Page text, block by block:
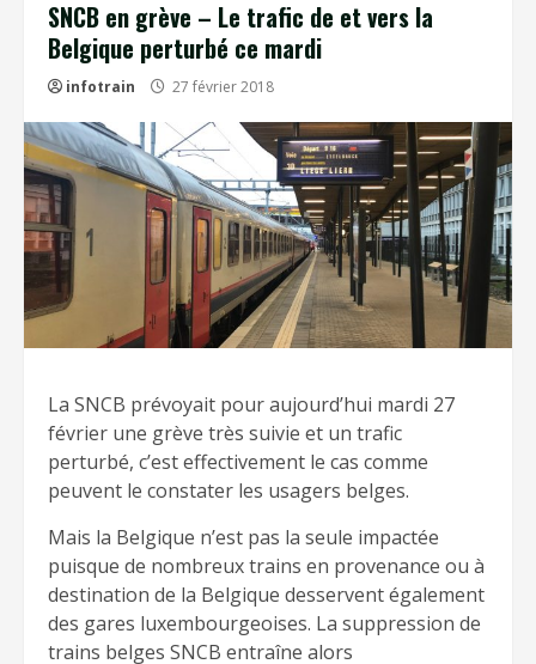
SNCB en grève – Le trafic de et vers la
Belgique perturbé ce mardi
infotrain 27 février 2018
La SNCB prévoyait pour aujourd’hui mardi 27
février une grève très suivie et un trafic
perturbé, c’est effectivement le cas comme
peuvent le constater les usagers belges.
Mais la Belgique n’est pas la seule impactée
puisque de nombreux trains en provenance ou à
destination de la Belgique desservent également
des gares luxembourgeoises. La suppression de
trains belges SNCB entraîne alors